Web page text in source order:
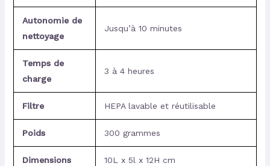
Autonomie de
nettoyage
Jusqu’à 10 minutes
Temps de
charge
3 à 4 heures
Filtre HEPA lavable et réutilisable
Poids 300 grammes
Dimensions 10L x 5l x 12H cm